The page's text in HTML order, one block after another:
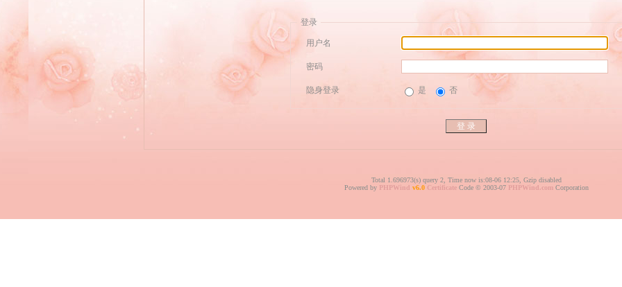
登录
用户名
密码
隐身登录 是 否
Total 1.696973(s) query 2, Time now is:08-06 12:25, Gzip disabled
Powered by PHPWind v6.0 Certificate Code © 2003-07 PHPWind.com Corporation